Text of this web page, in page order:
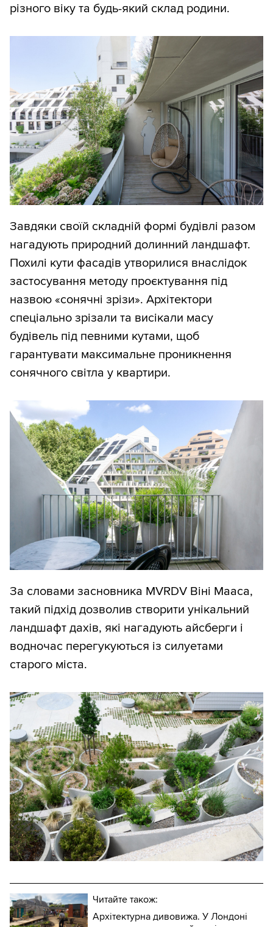
різного віку та будь-який склад родини.
Завдяки своїй складній формі будівлі разом
нагадують природний долинний ландшафт.
Похилі кути фасадів утворилися внаслідок
застосування методу проєктування під
назвою «сонячні зрізи». Архітектори
спеціально зрізали та висікали масу
будівель під певними кутами, щоб
гарантувати максимальне проникнення
сонячного світла у квартири.
За словами засновника MVRDV Віні Мааса,
такий підхід дозволив створити унікальний
ландшафт дахів, які нагадують айсберги і
водночас перегукуються із силуетами
старого міста.
Читайте також:
Архітектурна дивовижа. У Лондоні